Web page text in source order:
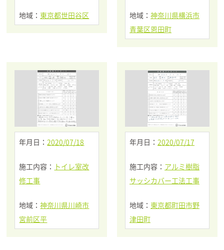
地域： 東京都世田谷区 地域： 神奈川県横浜市
青葉区恩田町
年月日：2020/07/18
施工内容： トイレ室改
修工事
地域：神奈川県川崎市
宮前区平
年月日： 2020/07/17
施工内容： アルミ樹脂
サッシカバー工法工事
地域： 東京都町田市野
津田町